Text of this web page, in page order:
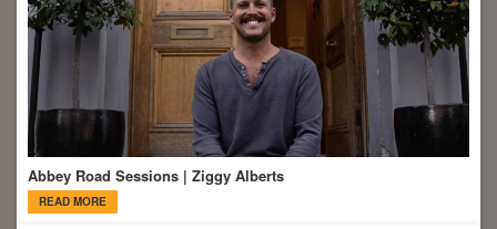
Abbey Road Sessions | Ziggy Alberts
READ MORE